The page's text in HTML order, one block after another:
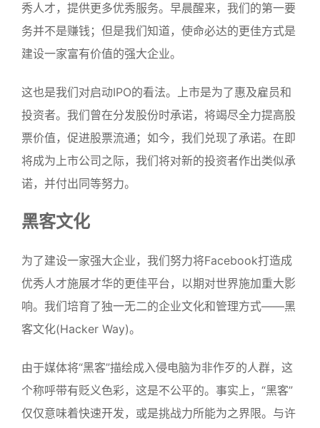
秀人才，提供更多优秀服务。早晨醒来，我们的第一要
务并不是赚钱；但是我们知道，使命必达的更佳方式是
建设一家富有价值的强大企业。
这也是我们对启动IPO的看法。上市是为了惠及雇员和
投资者。我们曾在分发股份时承诺，将竭尽全力提高股
票价值，促进股票流通；如今，我们兑现了承诺。在即
将成为上市公司之际，我们将对新的投资者作出类似承
诺，并付出同等努力。
黑客文化
为了建设一家强大企业，我们努力将Facebook打造成
优秀人才施展才华的更佳平台，以期对世界施加重大影
响。我们培育了独一无二的企业文化和管理方式——黑
客文化(Hacker Way)。
由于媒体将“黑客”描绘成入侵电脑为非作歹的人群，这
个称呼带有贬义色彩，这是不公平的。事实上，“黑客”
仅仅意味着快速开发，或是挑战力所能为之界限。与许